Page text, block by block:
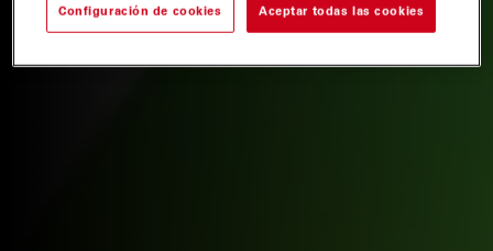
Configuración de cookies Aceptar todas las cookies